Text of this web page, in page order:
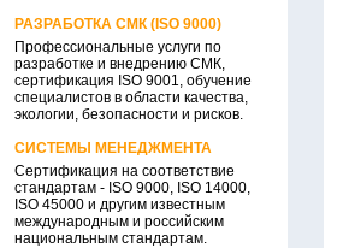
РАЗРАБОТКА СМК (ISO 9000)
Профессиональные услуги по
разработке и внедрению СМК,
сертификация ISO 9001, обучение
специалистов в области качества,
экологии, безопасности и рисков.
СИСТЕМЫ МЕНЕДЖМЕНТА
Сертификация на соответствие
стандартам - ISO 9000, ISO 14000,
ISO 45000 и другим известным
международным и российским
национальным стандартам.